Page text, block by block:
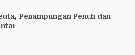
Penampungan Penuh dan